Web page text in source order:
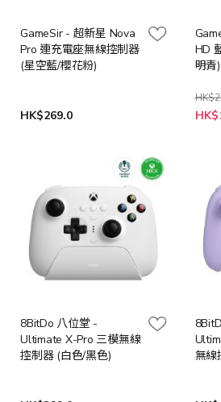
GameSir - 超新星 Nova
Pro 連充電座無線控制器
(星空藍/櫻花粉)
HK$269.0
HD
明青)
特
殊
8BitDo 八位堂 -
Ultimate X-Pro 三模無線
控制器 (白色/黑色)
無線